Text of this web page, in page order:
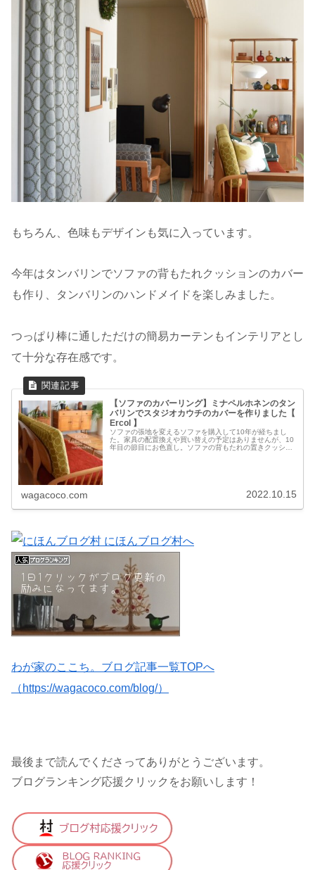
もちろん、色味もデザインも気に入っています。
今年はタンバリンでソファの背もたれクッションのカバー
も作り、タンバリンのハンドメイドを楽しみました。
つっぱり棒に通しただけの簡易カーテンもインテリアとし
て十分な存在感です。
【ソファのカバーリング】ミナペルホネンのタン
バリンでスタジオカウチのカバーを作りました【
Ercol 】
ソファの張地を変えるソファを購入して10年が経ちまし
た。家具の配置換えや買い替えの予定はありませんが、10
年目の節目にお色直し。ソファの背もたれの置きクッショ
wagacoco.com 2022.10.15
わが家のここち。ブログ記事一覧TOPへ
（https://wagacoco.com/blog/）
最後まで読んでくださってありがとうございます。
ブログランキング応援クリックをお願いします！